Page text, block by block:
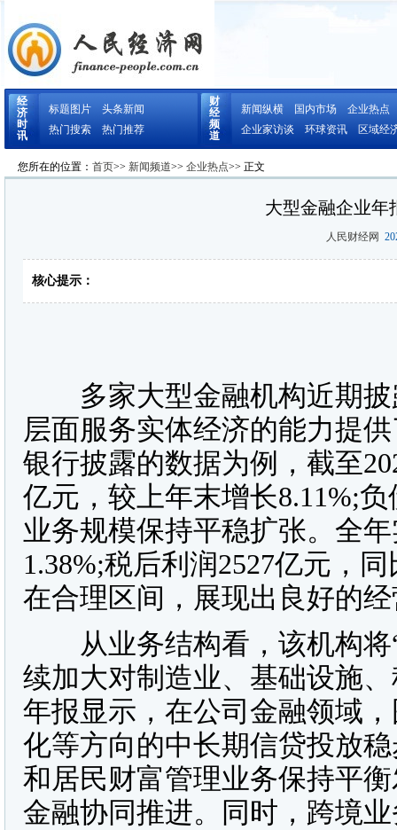
经
济
时
讯
标题图片
头条新闻
热门搜索
热门推荐
财
经
频
道
新闻纵横 国内市场
企业热点
企业家访谈
环球资讯 区域经
您所在的位置： 首页>> 新闻频道>> 企业热点>> 正文
大型金融企业年
人民财经网
核心提示：
多家大型金融机构近期披
层面服务实体经济的能力提
银行披露的数据为例，截至
亿元，较上年末增长8.11%;
业务规模保持平稳扩张。全
1.38%;税后利润2527亿元，
在合理区间，展现出良好的
从业务结构看，该机构将“
续加大对制造业、基础设施
年报显示，在公司金融领域
化等方向的中长期信贷投放
和居民财富管理业务保持平
金融协同推进。同时，跨境